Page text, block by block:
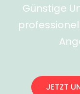
Günstige
JETZT